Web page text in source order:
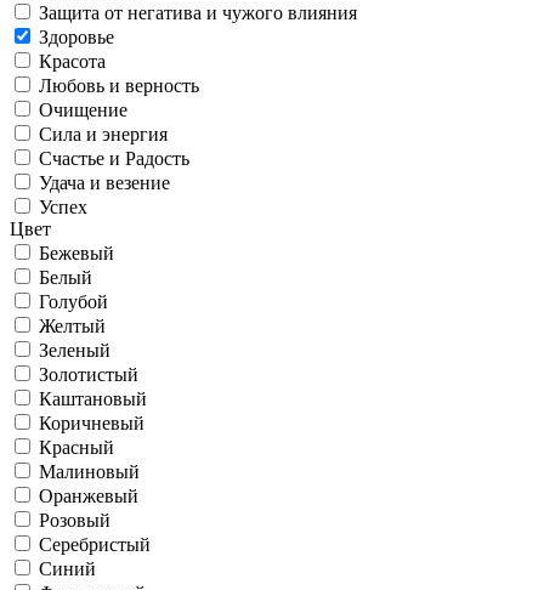
Защита от негатива и чужого влияния
Здоровье
Красота
Любовь и верность
Очищение
Сила и энергия
Счастье и Радость
Удача и везение
Успех
Цвет
Бежевый
Белый
Голубой
Желтый
Зеленый
Золотистый
Каштановый
Коричневый
Красный
Малиновый
Оранжевый
Розовый
Серебристый
Синий